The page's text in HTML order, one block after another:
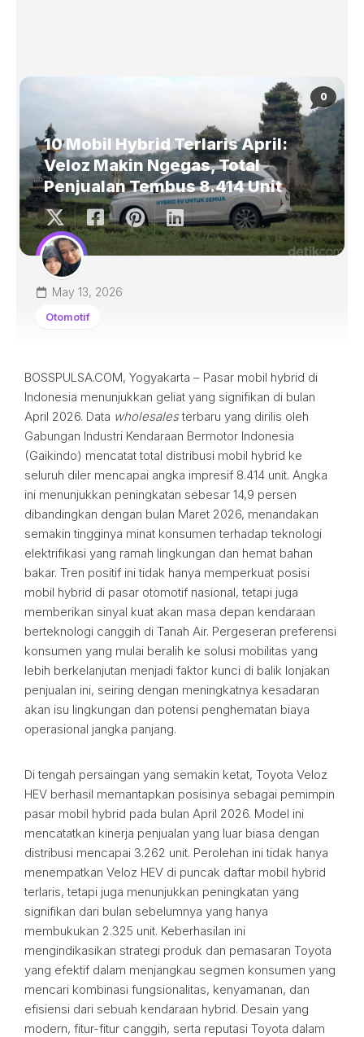
0
10 Mobil Hybrid Terlaris April:
Veloz Makin Ngegas, Total
Penjualan Tembus 8.414 Unit
May 13, 2026
Otomotif
BOSSPULSA.COM, Yogyakarta – Pasar mobil hybrid di
Indonesia menunjukkan geliat yang signifikan di bulan
April 2026. Data wholesalesterbaru yang dirilis oleh
Gabungan Industri Kendaraan Bermotor Indonesia
(Gaikindo) mencatat total distribusi mobil hybrid ke
seluruh diler mencapai angka impresif 8.414 unit. Angka
ini menunjukkan peningkatan sebesar 14,9 persen
dibandingkan dengan bulan Maret 2026, menandakan
semakin tingginya minat konsumen terhadap teknologi
elektrifikasi yang ramah lingkungan dan hemat bahan
bakar. Tren positif ini tidak hanya memperkuat posisi
mobil hybrid di pasar otomotif nasional, tetapi juga
memberikan sinyal kuat akan masa depan kendaraan
berteknologi canggih di Tanah Air. Pergeseran preferensi
konsumen yang mulai beralih ke solusi mobilitas yang
lebih berkelanjutan menjadi faktor kunci di balik lonjakan
penjualan ini, seiring dengan meningkatnya kesadaran
akan isu lingkungan dan potensi penghematan biaya
operasional jangka panjang.
Di tengah persaingan yang semakin ketat, Toyota Veloz
HEV berhasil memantapkan posisinya sebagai pemimpin
pasar mobil hybrid pada bulan April 2026. Model ini
mencatatkan kinerja penjualan yang luar biasa dengan
distribusi mencapai 3.262 unit. Perolehan ini tidak hanya
menempatkan Veloz HEV di puncak daftar mobil hybrid
terlaris, tetapi juga menunjukkan peningkatan yang
signifikan dari bulan sebelumnya yang hanya
membukukan 2.325 unit. Keberhasilan ini
mengindikasikan strategi produk dan pemasaran Toyota
yang efektif dalam menjangkau segmen konsumen yang
mencari kombinasi fungsionalitas, kenyamanan, dan
efisiensi dari sebuah kendaraan hybrid. Desain yang
modern, fitur-fitur canggih, serta reputasi Toyota dalam